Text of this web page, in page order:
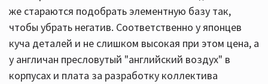
же стараются подобрать элементную базу так,
чтобы убрать негатив. Соответственно у японцев
куча деталей и не слишком высокая при этом цена, а
у англичан пресловутый "английский воздух" в
корпусах и плата за разработку коллектива